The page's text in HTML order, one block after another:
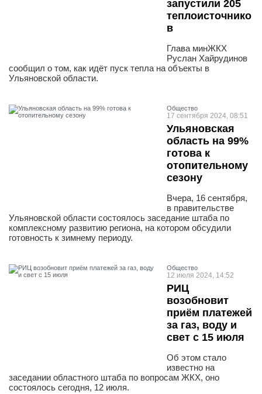
запустили 205
теплоисточнико
в
Глава минЖКХ
Руслан Хайрудинов
сообщил о том, как идёт пуск тепла на объекты в
Ульяновской области.
Общество
17 сентября 2024, 08:51
Ульяновская
область на 99%
готова к
отопительному
сезону
Вчера, 16 сентября,
в правительстве
Ульяновской области состоялось заседание штаба по
комплексному развитию региона, на котором обсудили
готовность к зимнему периоду.
Общество
12 июля 2024, 14:52
РИЦ
возобновит
приём платежей
за газ, воду и
свет с 15 июля
Об этом стало
известно на
заседании областного штаба по вопросам ЖКХ, оно
состоялось сегодня, 12 июля.